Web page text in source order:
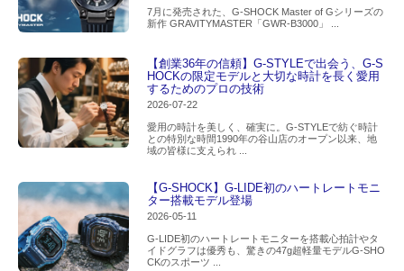
7月に発売された、G-SHOCK Master of Gシリーズの
新作 GRAVITYMASTER「GWR-B3000」 ...
【創業36年の信頼】G-STYLEで出会う、G-S
HOCKの限定モデルと大切な時計を長く愛用
するためのプロの技術
2026-07-22
愛用の時計を美しく、確実に。G-STYLEで紡ぐ時計
との特別な時間1990年の谷山店のオープン以来、地
域の皆様に支えられ ...
【G-SHOCK】G-LIDE初のハートレートモニ
ター搭載モデル登場
2026-05-11
G-LIDE初のハートレートモニターを搭載心拍計やタ
イドグラフは優秀も、驚きの47g超軽量モデルG-SHO
CKのスポーツ ...